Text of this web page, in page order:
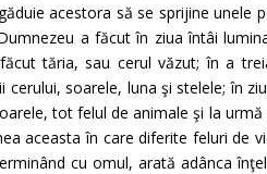
acestora să se sprijine unele
a făcut în ziua întâi
tăria, sau cerul văzut; în a
soarele, luna şi stelele; în
tot felul de animale şi la
aceasta în care diferite feluri de
cu omul, arată adânca